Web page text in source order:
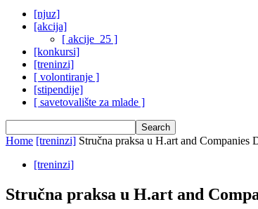
[njuz]
[akcija]
[ akcije_25 ]
[konkursi]
[treninzi]
[ volontiranje ]
[stipendije]
[ savetovalište za mlade ]
Home [treninzi] Stručna praksa u H.art and Companies
[treninzi]
Stručna praksa u H.art and